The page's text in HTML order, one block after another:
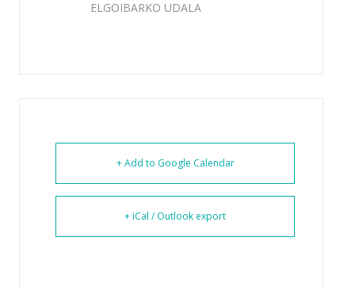
ELGOIBARKO UDALA
+ Add to Google Calendar
+ iCal / Outlook export